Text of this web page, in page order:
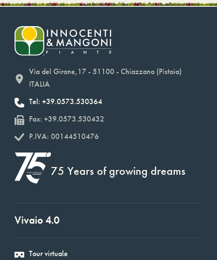
Via del Girone,17 - 51100 - Chiazzano (Pistoia)
ITALIA
Tel: +39.0573.530364
Fax: +39.0573.530432
P.IVA: 00144510476
75 Years of growing dreams
Vivaio 4.0
Tour virtuale